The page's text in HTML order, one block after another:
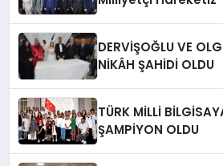
DERVİŞOĞLU VE
NİKÂH ŞAHİDİ OLDU
TÜRK MİLLİ
ŞAMPİYON OLDU